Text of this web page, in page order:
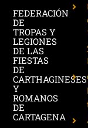
FEDERACIÓN
DE
TROPAS Y
LEGIONES
DE LAS
FIESTAS
DE
CARTHAGINESES
Y
ROMANOS
DE
CARTAGENA